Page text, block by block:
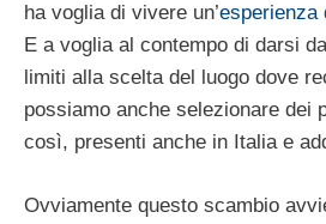
ha voglia di vivere un’esperienza
E a voglia al contempo di darsi
limiti alla scelta del luogo dove
possiamo anche selezionare dei
così, presenti anche in Italia e
Ovviamente questo scambio